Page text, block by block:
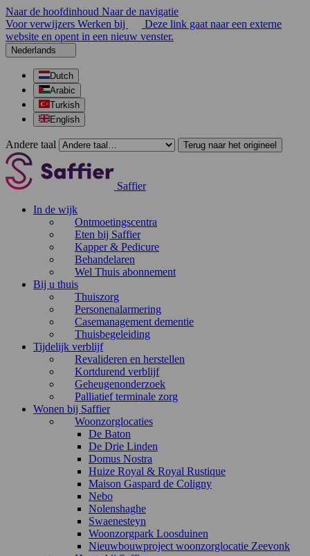
Naar de hoofdinhoud Naar de navigatie
Voor verwijzers Werken bij
Deze link gaat naar een externe
website en opent in een nieuw venster.
Nederlands
Dutch
Arabic
Turkish
English
Andere taal Terug naar het origineel
Saffier
In de wijk
Ontmoetingscentra
Eten bij Saffier
Kapper & Pedicure
Behandelaren
Wel Thuis abonnement
Bij u thuis
Thuiszorg
Personenalarmering
Casemanagement dementie
Thuisbegeleiding
Tijdelijk verblijf
Revalideren en herstellen
Kortdurend verblijf
Geheugenonderzoek
Palliatief terminale zorg
Wonen bij Saffier
Woonzorglocaties
De Baton
De Drie Linden
Domus Nostra
Huize Royal & Royal Rustique
Maison Gaspard de Coligny
Nebo
Nolenshaghe
Swaenesteyn
Woonzorgpark Loosduinen
Nieuwbouwproject woonzorglocatie Zeevonk